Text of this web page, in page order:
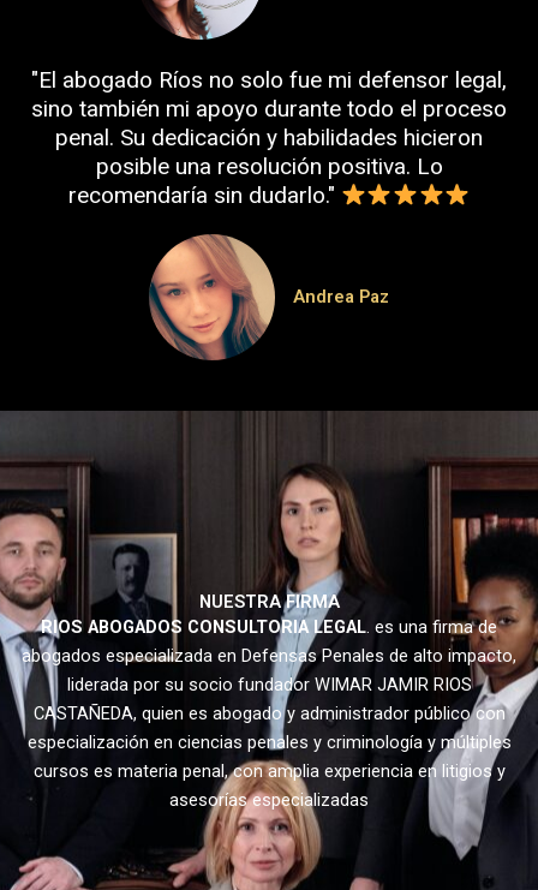
"El abogado Ríos no solo fue mi defensor legal,
sino también mi apoyo durante todo el proceso
penal. Su dedicación y habilidades hicieron
posible una resolución positiva. Lo
recomendaría sin dudarlo."
Andrea Paz
NUESTRA FIRMA
RIOS ABOGADOS CONSULTORIA LEGAL. es una firma de
abogados especializada en Defensas Penales de alto impacto,
liderada por su socio fundador WIMAR JAMIR RIOS
CASTAÑEDA, quien es abogado y administrador público con
especialización en ciencias penales y criminología y múltiples
cursos es materia penal, con amplia experiencia en litigios y
asesorías especializadas